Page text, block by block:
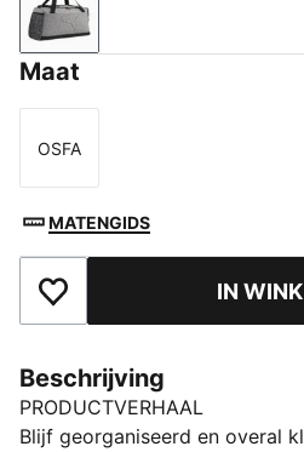
Medium Gray Heather
Maat
Maat
OSFA
MATENGIDS
Toegevoegd aan favorieten
IN
Beschrijving
PRODUCTVERHAAL
Blijf georganiseerd en overal